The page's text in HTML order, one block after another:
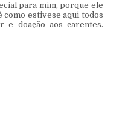
para mim, porque ele
como estivese aqui todos
e doação aos carentes.